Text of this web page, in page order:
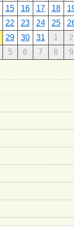
15 16 17 18
22 23 24 25
29 30 31 1 2
5 6 7 8 9